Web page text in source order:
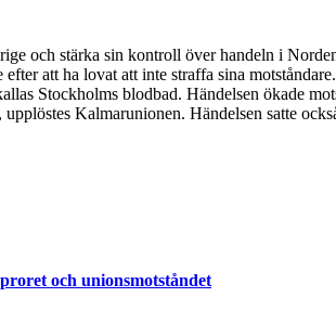
och stärka sin kontroll över handeln i
att ha lovat att inte straffa sina
Stockholms blodbad. Händelsen ökade
Kalmarunionen. Händelsen satte
och unionsmotståndet